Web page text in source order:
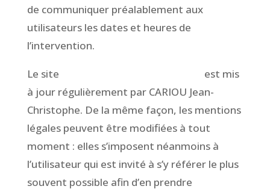
de communiquer préalablement aux
utilisateurs les dates et heures de
l’intervention.
Le site
est mis
à jour régulièrement par CARIOU Jean-
Christophe. De la même façon, les mentions
légales peuvent être modifiées à tout
moment : elles s’imposent néanmoins à
l’utilisateur qui est invité à s’y référer le plus
souvent possible afin d’en prendre